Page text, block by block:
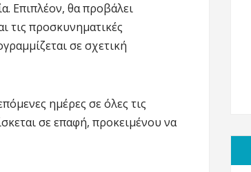
Επιπλέον, θα προβάλει
τις προσκυνηματικές
σε σχετική
ημέρες σε όλες τις
σε επαφή, προκειμένου να